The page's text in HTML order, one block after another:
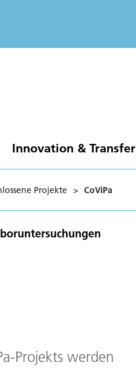
Innovation & Transfer
Projekte > CoViPa
Projekts werden